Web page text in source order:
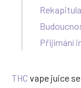
Přijímání
THC vape juice